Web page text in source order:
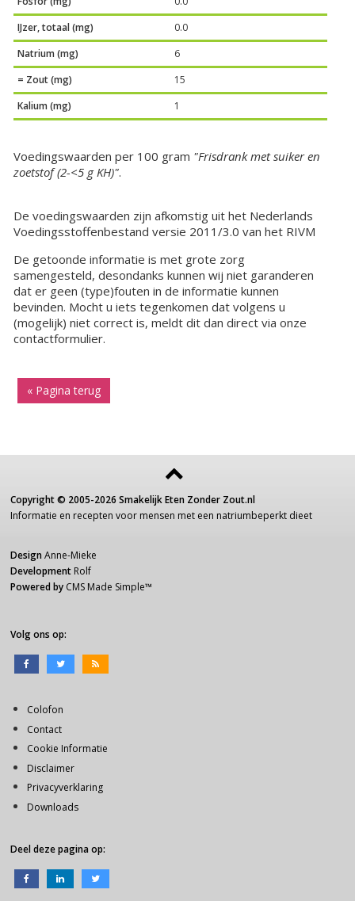
IJzer, totaal (mg)
0.0
Natrium (mg)
6
= Zout (mg)
15
Kalium (mg)
1
Voedingswaarden per 100 gram "Frisdrank met suiker en
zoetstof (2-<5 g KH)".
De voedingswaarden zijn afkomstig uit het Nederlands
Voedingsstoffenbestand versie 2011/3.0 van het RIVM
De getoonde informatie is met grote zorg
samengesteld, desondanks kunnen wij niet garanderen
dat er geen (type)fouten in de informatie kunnen
bevinden. Mocht u iets tegenkomen dat volgens u
(mogelijk) niet correct is, meldt dit dan direct via onze
contactformulier.
« Pagina terug
Copyright © 2005-2026 Smakelijk Eten Zonder Zout.nl
Informatie en recepten voor mensen met een natriumbeperkt dieet
Design Anne-Mieke
Development Rolf
Powered by CMS Made Simple™
Volg ons op:
Colofon
Contact
Cookie Informatie
Disclaimer
Privacyverklaring
Downloads
Deel deze pagina op: